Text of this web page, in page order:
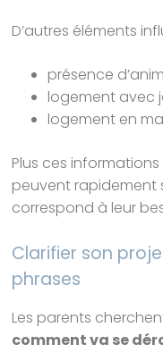
D’autres éléments
présence
logement avec
logement en
Plus ces
peuvent rapidement
correspond à leur
Clarifier son
phrases
Les parents
comment va se